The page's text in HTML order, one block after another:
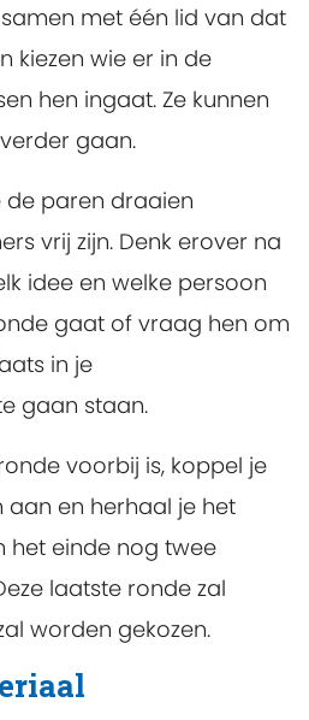
met één lid van dat
kiezen wie er in de
hen ingaat. Ze kunnen
gaan.
de paren draaien
vrij zijn. Denk erover na
idee en welke persoon
gaat of vraag hen om
in je
gaan staan.
voorbij is, koppel je
aan en herhaal je het
het einde nog twee
laatste ronde zal
worden gekozen.